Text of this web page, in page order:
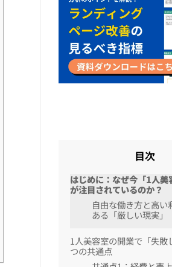
目次
はじめに：なぜ今「1人美
が注目されているのか？
自由な働き方と高い
ある「厳しい現実」
1人美容室の開業で「失敗
つの共通点